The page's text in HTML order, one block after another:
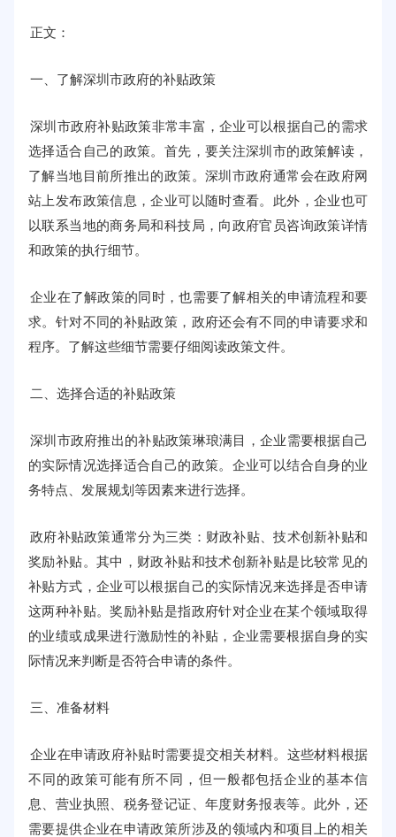
正文：
一、了解深圳市政府的补贴政策
深圳市政府补贴政策非常丰富，企业可以根据自己的需求
选择适合自己的政策。首先，要关注深圳市的政策解读，
了解当地目前所推出的政策。深圳市政府通常会在政府网
站上发布政策信息，企业可以随时查看。此外，企业也可
以联系当地的商务局和科技局，向政府官员咨询政策详情
和政策的执行细节。
企业在了解政策的同时，也需要了解相关的申请流程和要
求。针对不同的补贴政策，政府还会有不同的申请要求和
程序。了解这些细节需要仔细阅读政策文件。
二、选择合适的补贴政策
深圳市政府推出的补贴政策琳琅满目，企业需要根据自己
的实际情况选择适合自己的政策。企业可以结合自身的业
务特点、发展规划等因素来进行选择。
政府补贴政策通常分为三类：财政补贴、技术创新补贴和
奖励补贴。其中，财政补贴和技术创新补贴是比较常见的
补贴方式，企业可以根据自己的实际情况来选择是否申请
这两种补贴。奖励补贴是指政府针对企业在某个领域取得
的业绩或成果进行激励性的补贴，企业需要根据自身的实
际情况来判断是否符合申请的条件。
三、准备材料
企业在申请政府补贴时需要提交相关材料。这些材料根据
不同的政策可能有所不同，但一般都包括企业的基本信
息、营业执照、税务登记证、年度财务报表等。此外，还
需要提供企业在申请政策所涉及的领域内和项目上的相关